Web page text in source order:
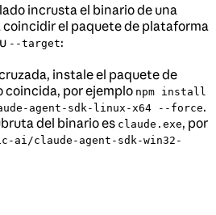
incrusta el binario de una
el paquete de plataforma
--target:
instale el paquete de
coincida, por ejemplo npm install
agent-sdk-linux-x64 --force.
del binario es claude.exe, por
ai/claude-agent-sdk-win32-